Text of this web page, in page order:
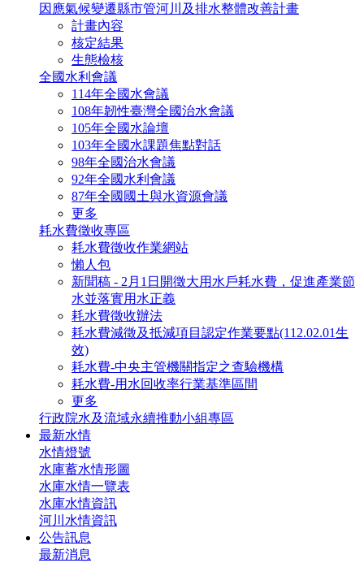
因應氣候變遷縣市管河川及排水整體改善計畫
計畫內容
核定結果
生態檢核
全國水利會議
114年全國水會議
108年韌性臺灣全國治水會議
105年全國水論壇
103年全國水課題焦點對話
98年全國治水會議
92年全國水利會議
87年全國國土與水資源會議
更多
耗水費徵收專區
耗水費徵收作業網站
懶人包
新聞稿 - 2月1日開徵大用水戶耗水費，促進產業節
水並落實用水正義
耗水費徵收辦法
耗水費減徵及抵減項目認定作業要點(112.02.01生
效)
耗水費-中央主管機關指定之查驗機構
耗水費-用水回收率行業基準區間
更多
行政院水及流域永續推動小組專區
最新水情
水情燈號
水庫蓄水情形圖
水庫水情一覽表
水庫水情資訊
河川水情資訊
公告訊息
最新消息